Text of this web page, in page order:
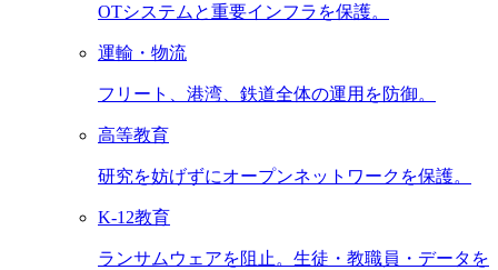
OTシステムと重要インフラを保護。
運輸・物流
フリート、港湾、鉄道全体の運用を防御。
高等教育
研究を妨げずにオープンネットワークを保護。
K-12教育
ランサムウェアを阻止。生徒・教職員・データを